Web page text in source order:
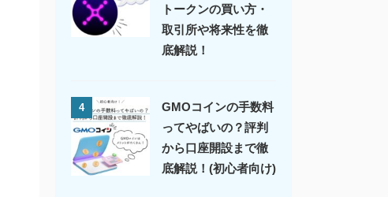
トークンの買い方・
取引所や将来性を徹
底解説！
4
GMOコインの手数料
ってやばいの？評判
から口座開設まで徹
底解説！(初心者向け)